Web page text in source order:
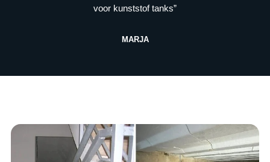
voor kunststof tanks”
MARJA